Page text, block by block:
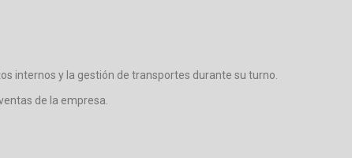
internos y la gestión de transportes durante su turno.
de la empresa.